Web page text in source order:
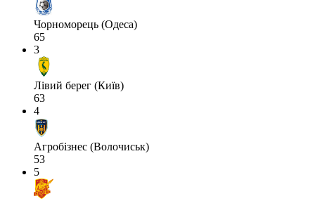
Чорноморець (Одеса)
65
3
Лівий берег (Київ)
63
4
Агробізнес (Волочиськ)
53
5